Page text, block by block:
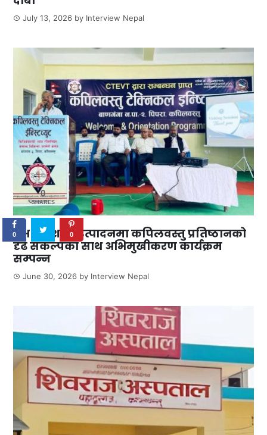
July 13, 2026 by Interview Nepal
दक्ष जनशक्ति उत्पादनमा कपिलवस्तु प्रतिष्ठानको
दृढ संकल्पका साथ अभिमुखीकरण कार्यक्रम
सम्पन्न
June 30, 2026 by Interview Nepal
0
SHARES
0 0